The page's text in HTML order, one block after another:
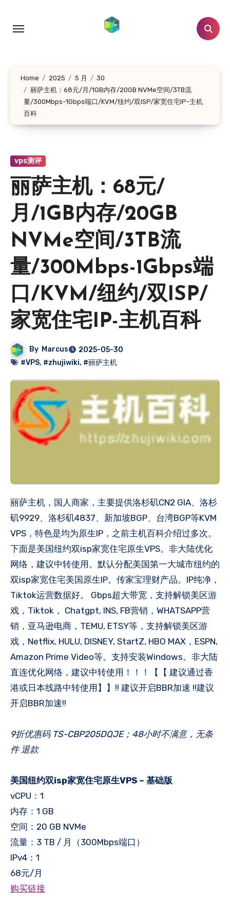
Home 2025 5 月
30
丽萨主机：68元/月/1GB内存/20GB NVMe空间/3TB流
量/300Mbps-1Gbps端口/KVM/纽约/双ISP/家宽住宅IP-主机
百科
vps测评
丽萨主机：68元/
月/1GB内存/20GB
NVMe空间/3TB流
量/300Mbps-1Gbps端
口/KVM/纽约/双ISP/
家宽住宅IP-主机百科
By Marcus
2025-05-30
#VPS, #zhujiwiki, #丽萨主机
丽萨主机，国人商家，主要提供洛杉矶CN2 GIA、洛杉
矶9929、洛杉矶4837、新加坡BGP、台湾BGP等KVM
VPS，特色是均为原生IP，之前主机百科介绍过多次。
下面是美国纽约双isp家宽住宅原生VPS。非大陆优化
网络，建议中转使用。默认分配美国第一大城市纽约的
双isp家宽住宅美国原生IP。传家宝理财产品。IP纯净，
Tiktok运营数据好。 Gbps超大带宽，支持解锁美区游
戏，Tiktok， Chatgpt, INS, FB营销，WHATSAPP营
销，亚马逊电商，TEMU, ETSY等，支持解锁美区游
戏，Netflix, HULU, DISNEY, StartZ, HBO MAX，ESPN,
Amazon Prime Video等。支持安装Windows。非大陆
直连优化网络，建议中转使用！！！【【 建议通过香
港或日本线路中转使用】】!! 建议开启BBR加速 !!建议
开启BBR加速!!
9折优惠码 TS-CBP205DQJE；48小时不满意，无条
件 退款
美国纽约双isp家宽住宅原生VPS – 基础版
vCPU：1
内存：1 GB
空间：20 GB NVMe
流量：3 TB / 月（300Mbps端口）
IPv4：1
68元/月
购买链接